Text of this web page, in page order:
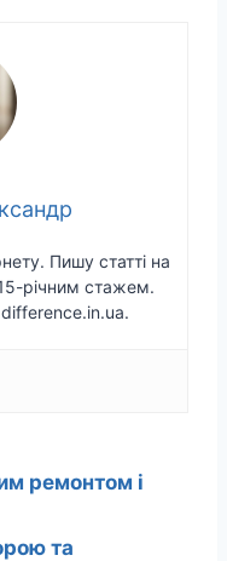
Пишу статті на
15-річним стажем.
ремонтом і
та